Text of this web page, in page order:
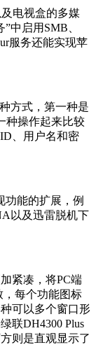
电视盒的多媒
中启用SMB、
服务还能实现苹
方式，第一种是
种操作起来比较
、用户名和密
功能的扩展，例
以及迅雷脱机下
紧凑，将PC端
，每个功能图标
可以多个窗口形
联DH4300 Plus
则是直观显示了